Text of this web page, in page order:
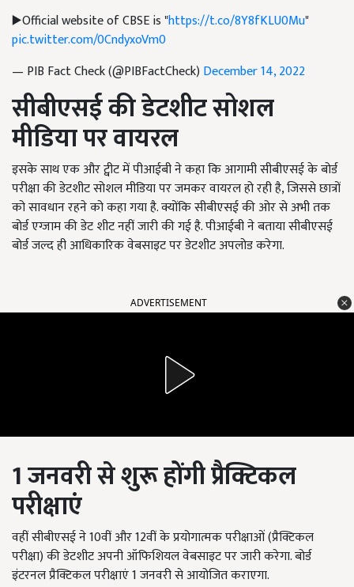
▶️Official website of CBSE is "https://t.co/8Y8fKLU0Mu"
pic.twitter.com/0CndyxoVm0
— PIB Fact Check (@PIBFactCheck) December 14, 2022
सीबीएसई की डेटशीट सोशल
मीडिया पर वायरल
इसके साथ एक और ट्वीट में पीआईबी ने कहा कि आगामी सीबीएसई के बोर्ड
परीक्षा की डेटशीट सोशल मीडिया पर जमकर वायरल हो रही है,जिससे छात्रों
को सावधान रहने को कहा गया है. क्योंकि सीबीएसई की ओर से अभी तक
बोर्ड एग्जाम की डेट शीट नहीं जारी की गई है. पीआईबी ने बताया सीबीएसई
बोर्ड जल्द ही आधिकारिक वेबसाइट पर डेटशीट अपलोड करेगा.
ADVERTISEMENT
1जनवरी से शुरू होंगीप्रैक्टिकल
परीक्षाएं
वहीं सीबीएसई ने 10वीं और12वीं के प्रयोगात्मक परीक्षाओं (प्रैक्टिकल
परीक्षा) की डेटशीट अपनी ऑफिशियल वेबसाइट पर जारी करेगा. बोर्ड
इंटरनल प्रैक्टिकल परीक्षाएं1जनवरी से आयोजित कराएगा.